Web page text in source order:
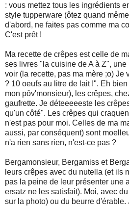
: vous mettez tous les ingrédients
style tupperware (ôtez quand
d'abord, ne faites pas comme ma
C'est prêt !
Ma recette de crêpes est celle de
ses livres "la cuisine de A à Z", une
voir (la recette, pas ma mère ;o) Je
? 10 oeufs au litre de lait !". Eh
mon pôv'monsieur), les crêpes,
gaufrette. Je déteeeeeste les
qu'un côté". Les crêpes qui
n'est pas pour moi. Celles de ma
aussi, par conséquent) sont
n'a rien sans rien, n'est-ce pas ?
Bergamonsieur, Bergamiss et
leurs crêpes avec du nutella (et ils
pas la peine de leur présenter une
ersatz ne les satisfait). Moi, avec
sur la photo) ou du beurre